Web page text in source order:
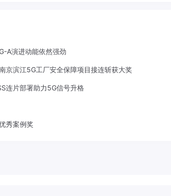
A演进动能依然强劲
京滨江5G工厂安全保障项目接连斩获大奖
连片部署助力5G信号升格
秀案例奖